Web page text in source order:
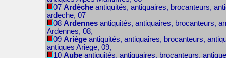
07 Ardèche antiquités, antiquaires, brocanteurs,
ardeche, 07
08 Ardennes antiquités, antiquaires, brocanteurs,
Ardennes, 08,
09 Ariège antiquités, antiquaires, brocanteurs,
antiques Ariege, 09,
10 Aube antiquités, antiquaires, brocanteurs,